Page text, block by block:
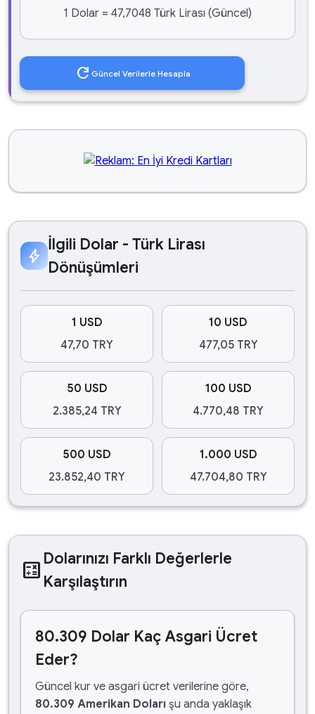
1 Dolar = 47,7048 Türk Lirası (Güncel)
refresh Güncel Verilerle Hesapla
bolt
İlgili Dolar - Türk Lirası
Dönüşümleri
1 USD
47,70 TRY
10 USD
477,05 TRY
50 USD
2.385,24 TRY
100 USD
4.770,48 TRY
500 USD
23.852,40 TRY
1.000 USD
47.704,80 TRY
calculate Dolarınızı Farklı Değerlerle
Karşılaştırın
80.309 Dolar Kaç Asgari Ücret
Eder?
Güncel kur ve asgari ücret verilerine göre,
80.309 Amerikan Doları şu anda yaklaşık